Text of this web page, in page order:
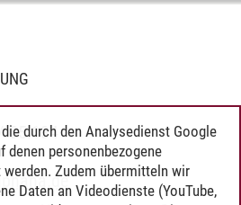
C5.134
durch den Analysedienst Google
denen personenbezogene
Zudem übermitteln wir
Daten an Videodienste (YouTube,